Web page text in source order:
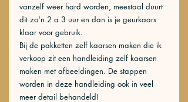
vanzelf weer hard worden, meestaal duurt
dit zo'n 2 a 3 uur en dan is je geurkaars
klaar voor gebruik.
Bij de pakketten zelf kaarsen maken die ik
verkoop zit een handleiding zelf kaarsen
maken met afbeeldingen. De stappen
worden in deze handleiding ook in veel
meer detail behandeld!